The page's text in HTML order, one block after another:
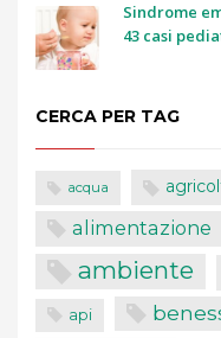
Sindrome
43 casi
CERCA PER TAG
acqua
alimentazione
ambiente
api